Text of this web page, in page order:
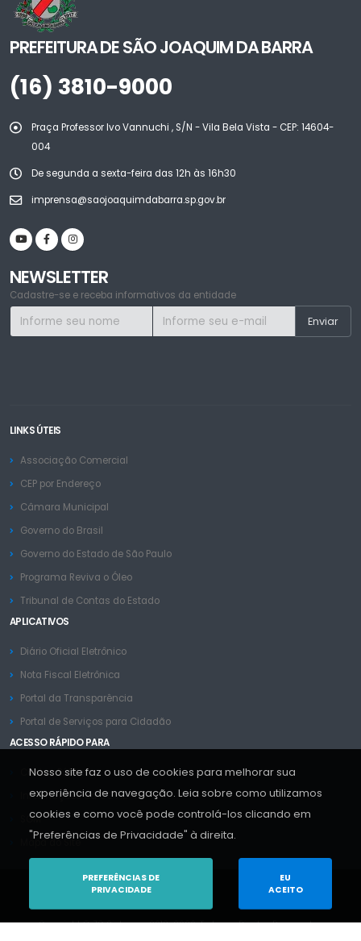
PREFEITURA DE SÃO JOAQUIM DA BARRA
(16) 3810-9000
Praça Professor Ivo Vannuchi , S/N - Vila Bela Vista - CEP: 14604-
004
De segunda a sexta-feira das 12h às 16h30
imprensa@saojoaquimdabarra.sp.gov.br
NEWSLETTER
Cadastre-se e receba informativos da entidade
LINKS ÚTEIS
Associação Comercial
CEP por Endereço
Câmara Municipal
Governo do Brasil
Governo do Estado de São Paulo
Programa Reviva o Óleo
Tribunal de Contas do Estado
APLICATIVOS
Diário Oficial Eletrônico
Nota Fiscal Eletrônica
Portal da Transparência
Portal de Serviços para Cidadão
ACESSO RÁPIDO PARA
Contas Públicas
Informações da COVID-19
SGM
Mapa do Site
Copyright © ZC Sistemas 2013-2026. Todos os Direitos Reservados.
Nosso site faz o uso de cookies para melhorar sua
experiência de navegação. Leia sobre como utilizamos
cookies e como você pode controlá-los clicando em
"Preferências de Privacidade" à direita.
PREFERÊNCIAS DE
PRIVACIDADE
EU
ACEITO